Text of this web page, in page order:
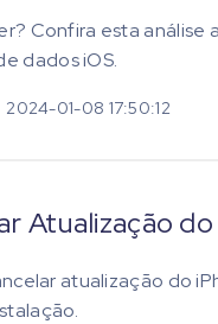
Confira esta
dados iOS.
2024-01-08 17:50:12
Atualização
atualização do